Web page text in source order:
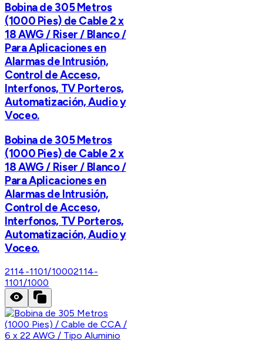
Bobina de 305 Metros
(1000 Pies) de Cable 2 x
18 AWG / Riser / Blanco /
Para Aplicaciones en
Alarmas de Intrusión,
Control de Acceso,
Interfonos, TV Porteros,
Automatización, Audio y
Voceo.
Bobina de 305 Metros
(1000 Pies) de Cable 2 x
18 AWG / Riser / Blanco /
Para Aplicaciones en
Alarmas de Intrusión,
Control de Acceso,
Interfonos, TV Porteros,
Automatización, Audio y
Voceo.
2114-1101/10002114-
1101/1000